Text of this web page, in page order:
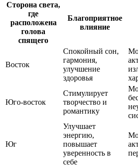
Сторона света,
где
расположена
голова
спящего
Благоприятное
влияние
Восток
Спокойный сон,
гармония,
улучшение
здоровья
Юго-восток
Стимулирует
творчество и
романтику
Юг
Улучшает
энергию,
повышает
уверенность в
себе